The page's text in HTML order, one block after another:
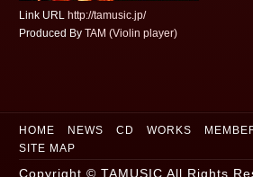
Link URL http://tamusic.jp/
Produced ByTAM (Violin player)
HOME NEWS CD WORKS
SITE MAP
Copyright © TAMUSIC All Rights